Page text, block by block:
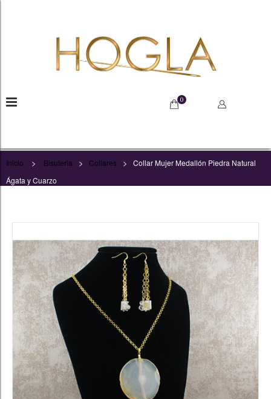
0
Inicio > Bisuteria > Collares >
Collar Mujer Medallón Piedra Natural
Ágata y Cuarzo